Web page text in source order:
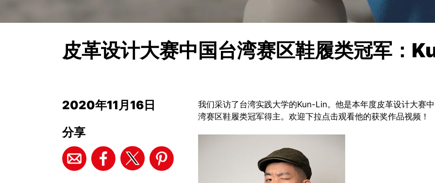
皮革设计大赛中国台湾赛区鞋履类冠军：
2020年11月16日
分享
我们采访了台湾实践大学的Kun-Lin。他是本年度皮革设计大赛
湾赛区鞋履类冠军得主。欢迎下拉点击观看他的获奖作品视频！